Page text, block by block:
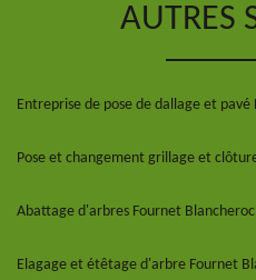
AUTRES
Entreprise de pose de dallage et
Pose et changement grillage et
Abattage d'arbres Fournet
Elagage et étêtage d'arbre Fournet